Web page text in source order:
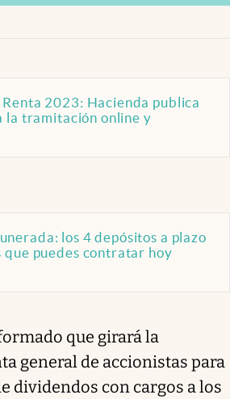
2023: Hacienda publica
la tramitación online y
los 4 depósitos a plazo
puedes contratar hoy
que girará la
general de accionistas para
dividendos con cargos a los